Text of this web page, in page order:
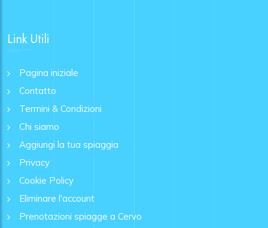
Link Utili
Pagina iniziale
Contatto
Termini & Condizioni
Chi siamo
Aggiungi la tua spiaggia
Privacy
Cookie Policy
Eliminare l'account
Prenotazioni spiagge a Cervo